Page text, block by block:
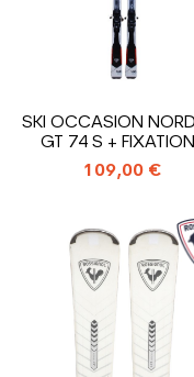
SKI OCCASION
GT 74 S +
109,00 €